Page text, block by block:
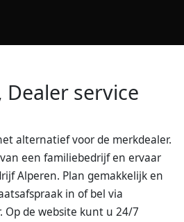
Dealer service
alternatief voor de merkdealer.
een familiebedrijf en ervaar
Alperen. Plan gemakkelijk en
in of bel via
Op de website kunt u 24/7